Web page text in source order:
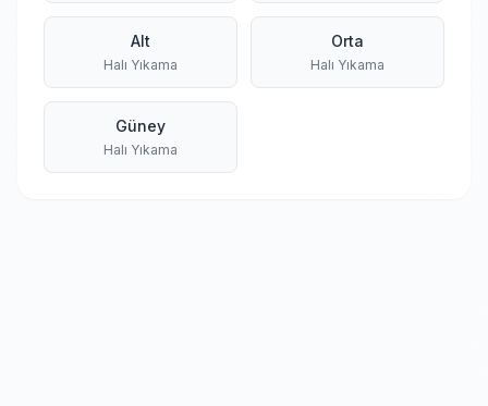
Alt
Halı Yıkama
Orta
Halı Yıkama
Güney
Halı Yıkama